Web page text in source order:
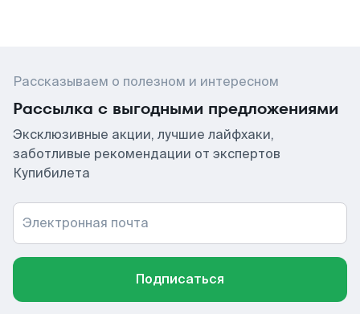
Рассказываем о полезном и интересном
Рассылка с выгодными предложениями
Эксклюзивные акции, лучшие лайфхаки,
заботливые рекомендации от экспертов
Купибилета
Электронная почта
Подписаться